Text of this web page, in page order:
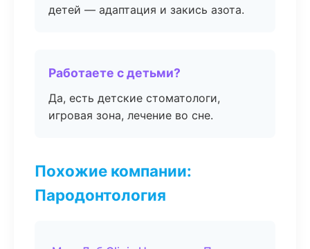
детей — адаптация и закись азота.
Работаете с детьми?
Да, есть детские стоматологи,
игровая зона, лечение во сне.
Похожие компании:
Пародонтология